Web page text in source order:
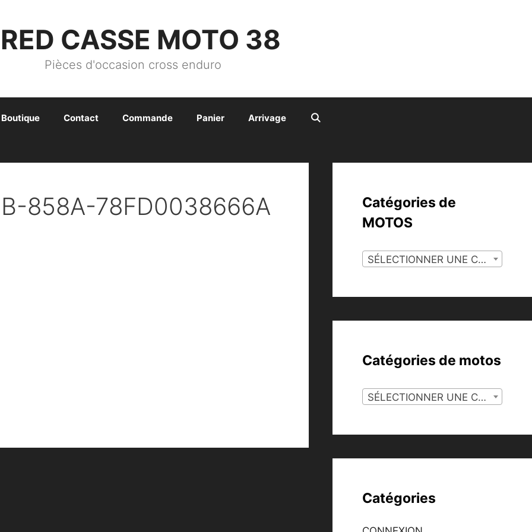
CASSE MOTO 38
Pièces d'occasion cross enduro
Boutique Contact Commande Panier Arrivage
858A-78FD0038666A
Catégories de
MOTOS
SÉLECTIONNER UNE CATÉGORIE
Catégories de motos
SÉLECTIONNER UNE CATÉGORIE
Catégories